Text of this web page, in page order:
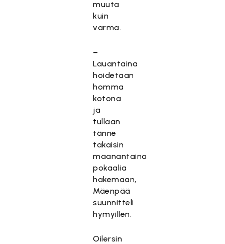
muuta
kuin
varma.
–
Lauantaina
hoidetaan
homma
kotona
ja
tullaan
tänne
takaisin
maanantaina
pokaalia
hakemaan,
Mäenpää
suunnitteli
hymyillen.
Oilersin